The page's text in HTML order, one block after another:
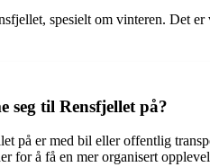
spesielt om vinteren. Det
seg til Rensfjellet på?
på er med bil eller offentlig
for å få en mer organisert